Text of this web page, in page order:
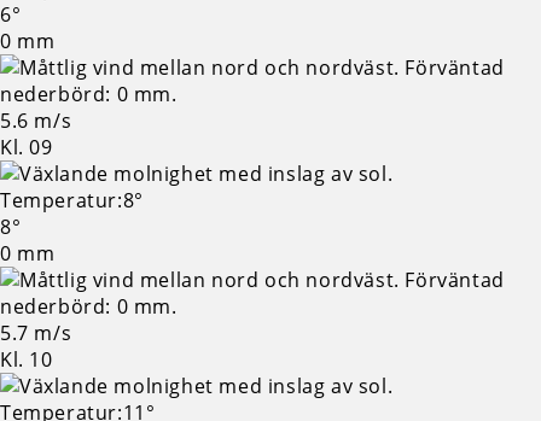
6°
0 mm
5.6 m/s
Kl. 09
8°
0 mm
5.7 m/s
Kl. 10